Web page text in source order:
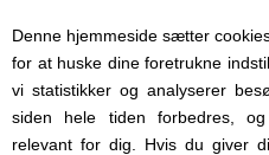
Denne hjemmeside sætter
for at huske dine foretrukne
vi statistikker og analyserer
siden hele tiden forbedres,
relevant for dig. Hvis du giver
Personlige